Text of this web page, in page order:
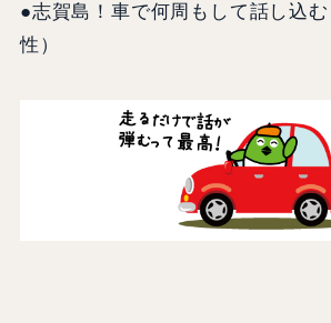
●志賀島！車で何周もして話し込
性）